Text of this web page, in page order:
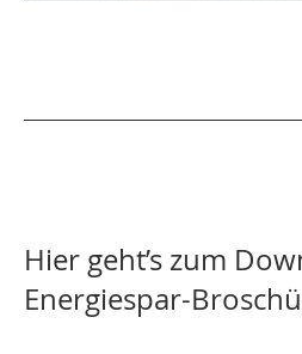
Hier geht’s zum
Energiespar-